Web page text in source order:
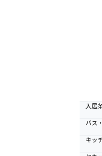
入居
バス
キッ